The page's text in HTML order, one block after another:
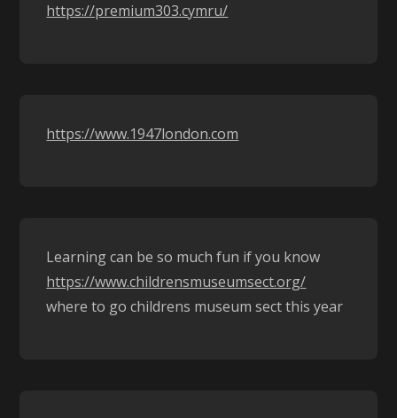
https://premium303.cymru/
https://www.1947london.com
Learning can be so much fun if you know
https://www.childrensmuseumsect.org/
where to go childrens museum sect this year